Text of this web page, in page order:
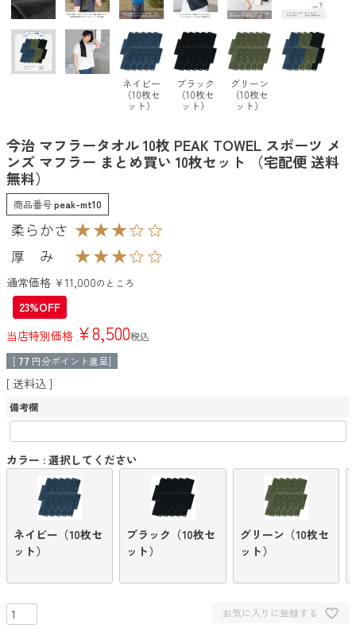
ネイビー
（10枚セ
ット）
ブラック
（10枚セ
ット）
グリーン
（10枚セ
ット）
今治 マフラータオル 10枚 PEAK TOWEL スポーツ メ
ンズ マフラー まとめ買い 10枚セット （宅配便 送料
無料）
商品番号peak-mt10
通常価格 ¥11,000のところ
23%OFF
当店特別価格 ¥8,500税込
[ 77 円分ポイント進呈]
送料込
備考欄
カラー 選択してください
ネイビー（10枚セ
ット）
ブラック（10枚セ
ット）
グリーン（10枚セ
ット）
お気に入りに登録する